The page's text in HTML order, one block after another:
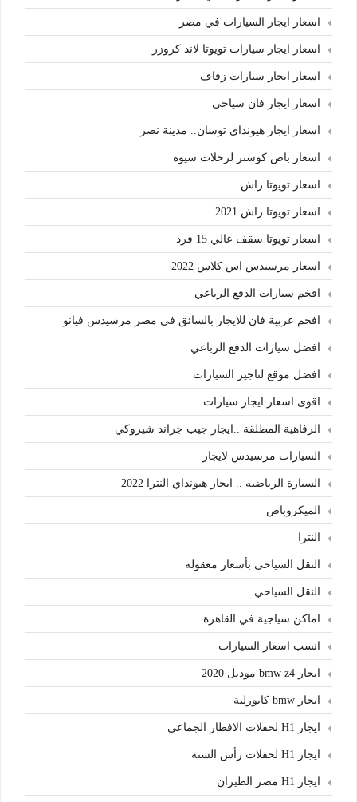
اسعار ايجار السيارات في مصر
اسعار ايجار سيارات تويوتا لاند كروزر
اسعار ايجار سيارات زفاف
اسعار ايجار فان سياحى
اسعار ايجار هيونداي توسان.. مدينة نصر
اسعار باص كوستر لرحلات سيوة
اسعار تويوتا راش
اسعار تويوتا راش 2021
اسعار تويوتا سقف عالي 15 فرد
اسعار مرسيدس اس كلاس 2022
افخم سيارات الدفع الرباعي
افخم عربية فان للايجار بالسائق في مصر مرسيدس فيانو
افضل سيارات الدفع الرباعي
افضل موقع لتاجير السيارات
اقوى اسعار ايجار سيارات
الرفاهية المطلقة ..ايجار جيب جراند شيروكي
السيارات مرسيدس لايجار
السيارة الرياضيه .. ايجار هيونداي النترا 2022
الميكروباص
النترا
النقل السياحى بأسعار معقولة
النقل السياحي
اماكن سياجية في القاهرة
انسب اسعار السيارات
ايجار bmw z4 موديل 2020
ايجار bmw كابورلية
ايجار H1 لحفلات الافطار الجماعي
ايجار H1 لحفلات رأس السنة
ايجار H1 مصر الطيران